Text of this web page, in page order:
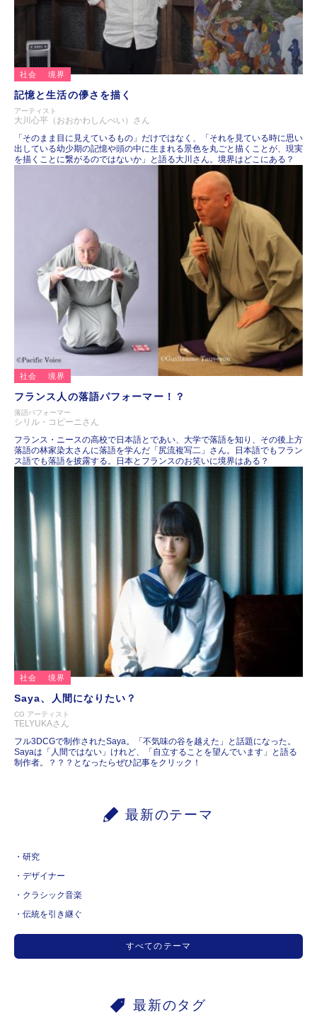
社会 境界
記憶と生活の儚さを描く
アーティスト
大川心平（おおかわしんぺい）さん
「そのまま目に見えているもの」だけではなく、「それを見ている時に思い
出している幼少期の記憶や頭の中に生まれる景色を丸ごと描くことが、現実
を描くことに繋がるのではないか」と語る大川さん。境界はどこにある？
社会 境界
フランス人の落語パフォーマー！？
落語パフォーマー
シリル・コピーニさん
フランス・ニースの高校で日本語とであい、大学で落語を知り、その後上方
落語の林家染太さんに落語を学んだ「尻流複写二」さん。日本語でもフラン
ス語でも落語を披露する。日本とフランスのお笑いに境界はある？
社会 境界
Saya、人間になりたい？
CG アーティスト
TELYUKAさん
フル3DCGで制作されたSaya。「不気味の谷を越えた」と話題になった。
Sayaは「人間ではない」けれど、「自立することを望んでいます」と語る
制作者。？？？となったらぜひ記事をクリック！
最新のテーマ
研究
デザイナー
クラシック音楽
伝統を引き継ぐ
すべてのテーマ
最新のタグ